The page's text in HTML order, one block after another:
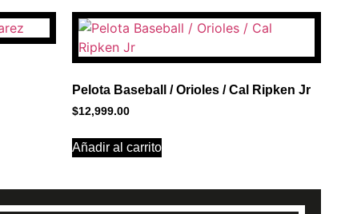
Pelota Baseball / Orioles / Cal Ripken Jr
$12,999.00
Añadir al carrito